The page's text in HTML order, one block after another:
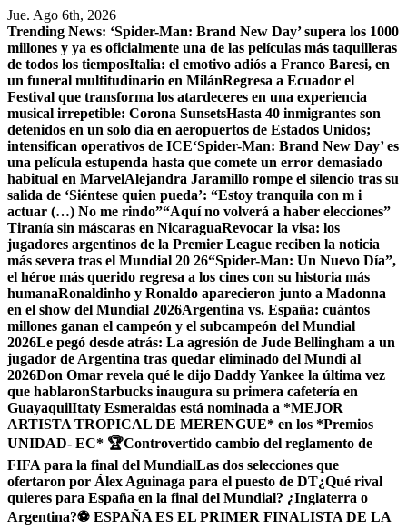
Saltar
al
contenido
Jue. Ago 6th, 2026
Trending News: ‘Spider-Man: Brand New Day’ supera los 1000
millones y ya es oficialmente una de las películas más taquilleras
de todos los tiemposItalia: el emotivo adiós a Franco Baresi, en
un funeral multitudinario en MilánRegresa a Ecuador el
Festival que transforma los atardeceres en una experiencia
musical irrepetible: Corona SunsetsHasta 40 inmigrantes son
detenidos en un solo día en aeropuertos de Estados Unidos;
intensifican operativos de ICE‘Spider-Man: Brand New Day’ es
una película estupenda hasta que comete un error demasiado
habitual en Marvel​Alejandra Jaramillo rompe el silencio tras su
salida de ‘Siéntese quien pueda’: “Estoy tranquila con m i
actuar (…) No me rindo”“Aquí no volverá a haber elecciones”
Tiranía sin máscaras en NicaraguaRevocar la visa: los
jugadores argentinos de la Premier League reciben la noticia
más severa tras el Mundial 20 26“Spider-Man: Un Nuevo Día”,
el héroe más querido regresa a los cines con su historia más
humanaRonaldinho y Ronaldo aparecieron junto a Madonna
en el show del Mundial 2026Argentina vs. España: cuántos
millones ganan el campeón y el subcampeón del Mundial
2026Le pegó desde atrás: La agresión de Jude Bellingham a un
jugador de Argentina tras quedar eliminado del Mundi al
2026Don Omar revela qué le dijo Daddy Yankee la última vez
que hablaronStarbucks inaugura su primera cafetería en
GuayaquilItaty Esmeraldas está nominada a *MEJOR
ARTISTA TROPICAL DE MERENGUE* en los *Premios
UNIDAD- EC* 🏆Controvertido cambio del reglamento de
FIFA para la final del MundialLas dos selecciones que
ofertaron por Álex Aguinaga para el puesto de DT¿Qué rival
quieres para España en la final del Mundial? ¿Inglaterra o
Argentina?⚽ ESPAÑA ES EL PRIMER FINALISTA DE LA